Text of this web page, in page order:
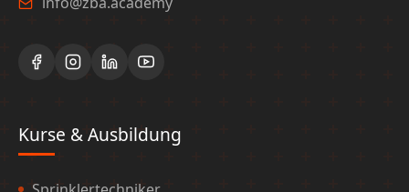
Kurse & Ausbildung